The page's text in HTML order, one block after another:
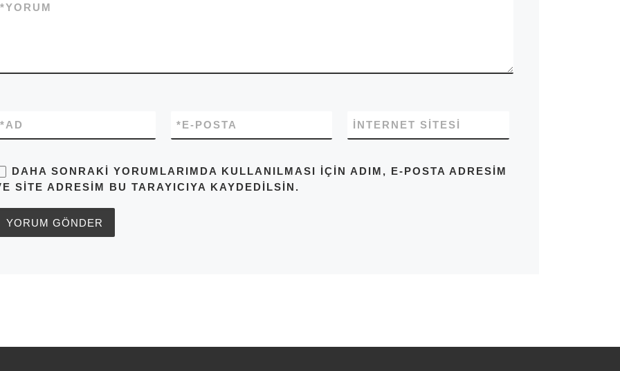
YORUM
*
AD
* E-POSTA
* İNTERNET SITESI
DAHA SONRAKI YORUMLARIMDA KULLANILMASI IÇIN ADIM, E-POSTA ADRESIM
SITE ADRESIM BU TARAYICIYA KAYDEDILSIN.